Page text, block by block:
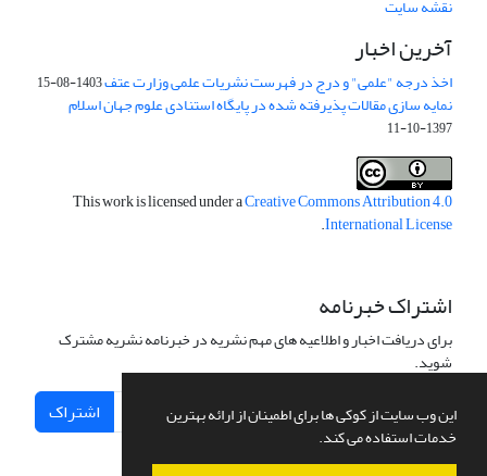
این وب سایت از کوکی ها برای اطمینان از ارائه بهترین
خدمات استفاده می کند.
نقشه سایت
آخرین اخبار
اخذ درجه "علمی" و درج در فهرست نشریات علمی وزارت عتف1403-08-15
نمایه سازی مقالات پذیرفته شده در پایگاه استنادی علوم جهان اسلام
1397-10-11
This work is licensed under aCreative Commons Attribution 4.0
International License
.
اشتراک خبرنامه
برای دریافت اخبار و اطلاعیه های مهم نشریه در خبرنامه نشریه مشترک
شوید.
اشتراک